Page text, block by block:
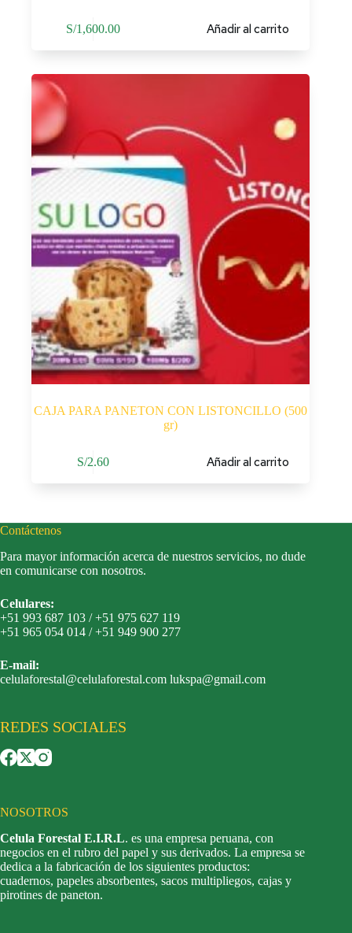
S/1,600.00 Añadir al carrito
CAJA PARA PANETON CON LISTONCILLO (500
gr)
S/2.60 Añadir al carrito
Contáctenos
Para mayor información acerca de nuestros servicios, no dude
en comunicarse con nosotros.
Celulares:
+51 993 687 103 / +51 975 627 119
+51 965 054 014 / +51 949 900 277
E-mail:
celulaforestal@celulaforestal.com lukspa@gmail.com
REDES SOCIALES
NOSOTROS
Celula Forestal E.I.R.L. es una empresa peruana, con
negocios en el rubro del papel y sus derivados. La empresa se
dedica a la fabricación de los siguientes productos:
cuadernos, papeles absorbentes, sacos multipliegos, cajas y
pirotines de paneton.